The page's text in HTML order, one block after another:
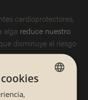
cardioprotectores,
alga reduce nuestro
disminuye el riesgo
nosayuda a regular la